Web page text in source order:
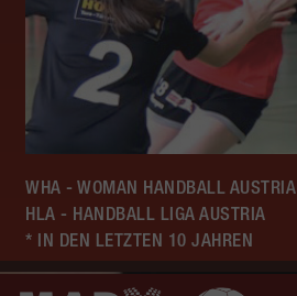
WHA - WOMAN HANDBALL AUSTRIA
HLA - HANDBALL LIGA AUSTRIA
* IN DEN LETZTEN 10 JAHREN